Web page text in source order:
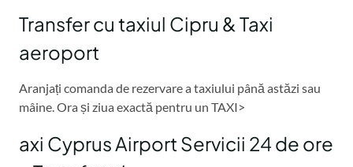
Transfer cu taxiul Cipru & Taxi
aeroport
Aranjați comanda de rezervare a taxiului până astăzi sau
mâine. Ora și ziua exactă pentru un TAXI>
axi Cyprus Airport Servicii 24 de ore